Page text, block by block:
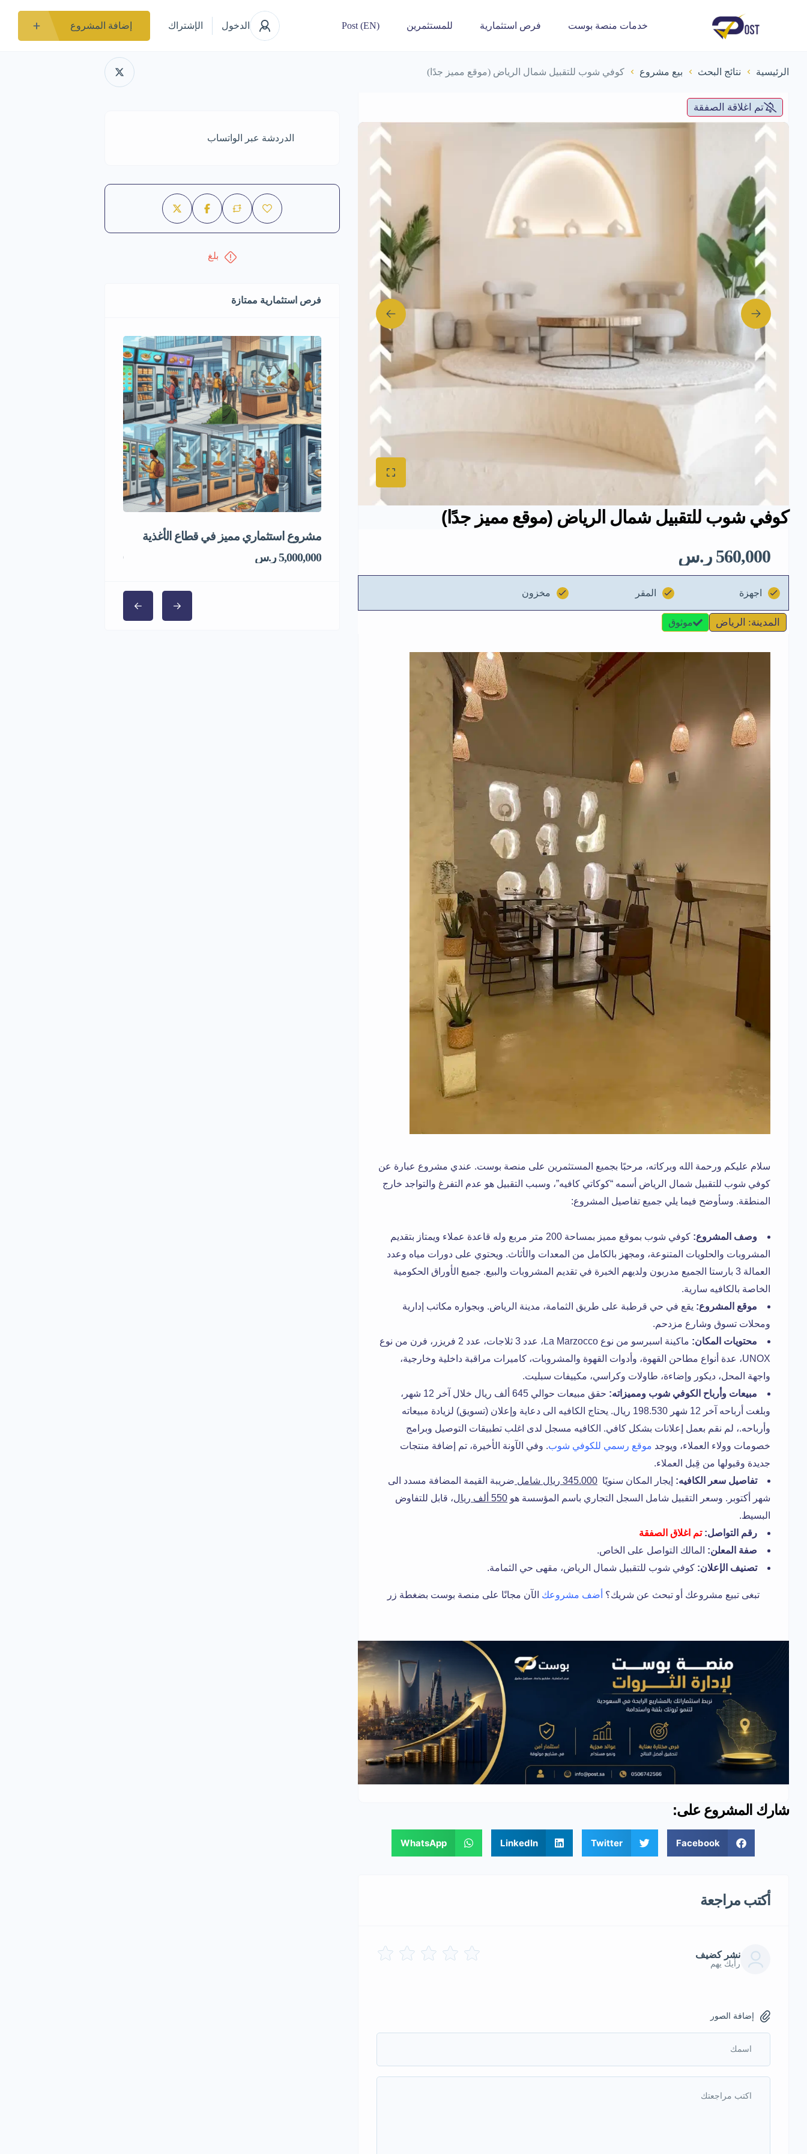
خدمات منصة بوست فرص استثمارية للمستثمرين Post (EN) الدخول الإشتراك إضافة المشروع
الرئيسية نتائج البحث بيع مشروع كوفي شوب للتقبيل شمال الرياض (موقع مميز جدًا)
تم اغلاقة الصفقة
كوفي شوب للتقبيل شمال الرياض (موقع مميز جدًا)
560,000 ر.س
اجهزة المقر مخزون
المدينة: الرياض موثوق
سلام عليكم ورحمة الله وبركاته، مرحبًا بجميع المستثمرين على منصة بوست. عندي مشروع عبارة عن
كوفي شوب للتقبيل شمال الرياض أسمه “كوكاتي كافيه”، وسبب التقبيل هو عدم التفرغ والتواجد خارج
المنطقة. وسأوضح فيما يلي جميع تفاصيل المشروع:
وصف المشروع:
كوفي شوب بموقع مميز بمساحة 200 متر مربع وله قاعدة عملاء ويمتاز بتقديم
المشروبات والحلويات المتنوعة، ومجهز بالكامل من المعدات والأثاث. ويحتوي على دورات مياه وعدد
العمالة 3 بارستا الجميع مدربون ولديهم الخبرة في تقديم المشروبات والبيع. جميع الأوراق الحكومية
الخاصة بالكافيه سارية.
موقع المشروع: يقع في حي قرطبة على طريق الثمامة، مدينة الرياض. وبجواره مكاتب إدارية
ومحلات تسوق وشارع مزدحم.
محتويات المكان:
ماكينة اسبرسو من نوع La Marzocco، عدد 3 ثلاجات، عدد 2 فريزر، فرن من نوع
UNOX، عدة أنواع مطاحن القهوة، وأدوات القهوة والمشروبات، كاميرات مراقبة داخلية وخارجية،
واجهة المحل، ديكور وإضاءة، طاولات وكراسي، مكييفات سبليت.
مبيعات وأرباح الكوفي شوب ومميزاته:
حقق مبيعات حوالي 645 ألف ريال خلال آخر 12 شهر،
وبلغت أرباحه آخر 12 شهر 198.530 ريال. يحتاج الكافيه الى دعاية وإعلان (تسويق) لزيادة مبيعاته
وأرباحه.، لم نقم بعمل إعلانات بشكل كافي. الكافيه مسجل لدى اغلب تطبيقات التوصيل وبرامج
خصومات وولاء العملاء، ويوجد موقع رسمي للكوفي شوب. وفي الآونة الأخيرة، تم إضافة منتجات
جديدة وقبولها من قِبل العملاء.
تفاصيل سعر الكافيه: إيجار المكان سنويًا 345.000 ريال شامل
ضريبة القيمة المضافة مسدد الى
شهر أكتوبر. وسعر التقبيل شامل السجل التجاري باسم المؤسسة هو 550 ألف ريال
، قابل للتفاوض
البسيط.
رقم التواصل:تم اغلاق الصفقة
صفة المعلن: المالك التواصل على الخاص.
تصنيف الإعلان: كوفي شوب للتقبيل شمال الرياض، مقهى حي الثمامة.
تبغى تبيع مشروعك أو تبحث عن شريك؟ أضف مشروعك الآن مجانًا على منصة بوست بضغطة زر
شارك المشروع على:
Facebook
Twitter
LinkedIn
WhatsApp
أكتب مراجعة
نشر كضيف
رأيك يهم
إضافة الصور
الدردشة عبر الواتساب
بلغ
فرص استثمارية ممتازة
مشروع استثماري مميز في قطاع الأغذية
5,000,000 ر.س
1,000,000 ر.س